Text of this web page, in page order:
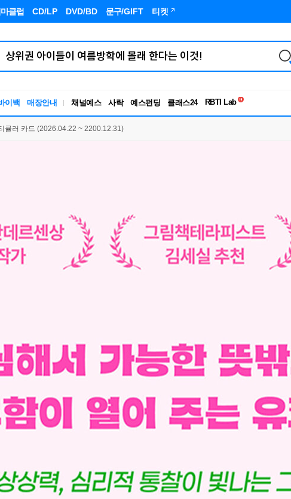
클럽 CD/LP DVD/BD 문구/GIFT 티켓
이백 매장안내 채널예스 사락 예스펀딩 클래스24
독서유형검사
RBTI Lab
큘러 카드 (2026.04.22 ~ 2200.12.31)